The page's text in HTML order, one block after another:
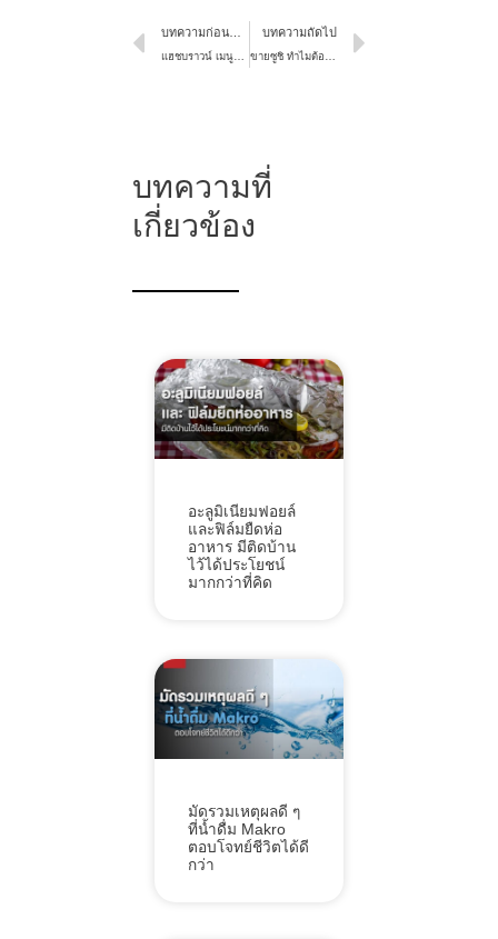
บทความก่อนหน้า
แฮชบราวน์ เมนูทอดแสนอร่อย ทำกินเองก็ฟิน ทำขายก็รุ่ง
บทความถัดไป
ขายซูชิ ทำไมต้องมีซูชิเบิร์นไฟ และต้องทำอย่างไรให้ขายดี
บทความที่
เกี่ยวข้อง
อะลูมิเนียมฟอยล์
และฟิล์มยืดห่อ
อาหาร มีติดบ้าน
ไว้ได้ประโยชน์
มากกว่าที่คิด
มัดรวมเหตุผลดี ๆ
ที่น้ำดื่ม Makro
ตอบโจทย์ชีวิตได้ดี
กว่า